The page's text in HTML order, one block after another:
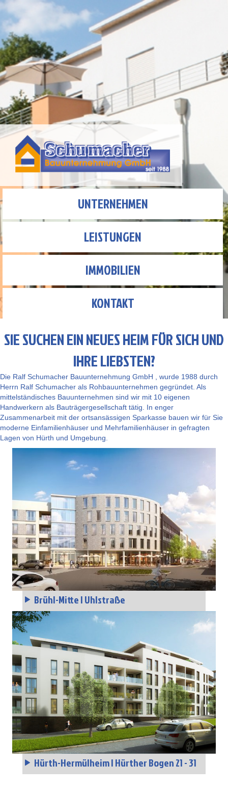
UNTERNEHMEN
LEISTUNGEN
IMMOBILIEN
KONTAKT
SIE SUCHEN EIN NEUES HEIM FÜR SICH UND
IHRE LIEBSTEN?
Die Ralf Schumacher Bauunternehmung GmbH , wurde 1988 durch
Herrn Ralf Schumacher als Rohbauunternehmen gegründet. Als
mittelständisches Bauunternehmen sind wir mit 10 eigenen
Handwerkern als Bauträgergesellschaft tätig. In enger
Zusammenarbeit mit der ortsansässigen Sparkasse bauen wir für Sie
moderne Einfamilienhäuser und Mehrfamilienhäuser in gefragten
Lagen von Hürth und Umgebung.
Brühl-Mitte | Uhlstraße
Hürth-Hermülheim | Hürther Bogen 21 - 31